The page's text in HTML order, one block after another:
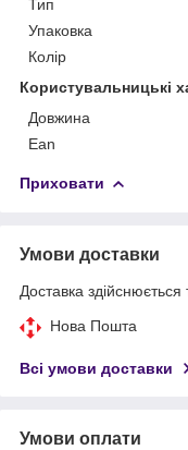
Тип
Упаковка
Колір
Користувальницькі
Довжина
Ean
Приховати
Умови доставки
Доставка здійснюється
Нова Пошта
Всі умови доставки
Умови оплати